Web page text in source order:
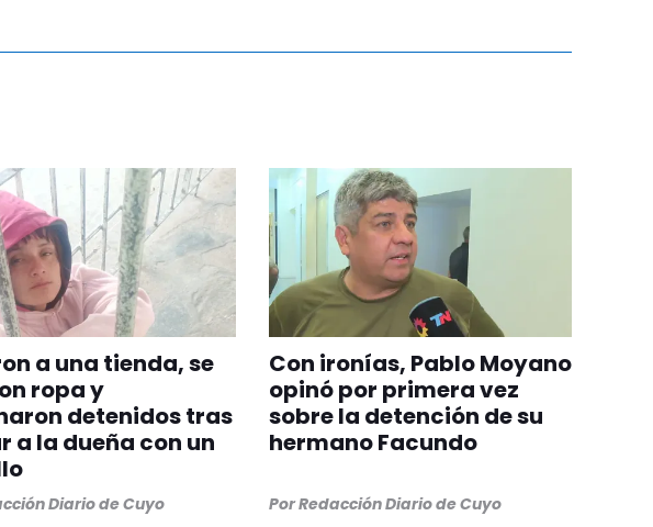
a una tienda, se
ropa y
detenidos tras
a la dueña con un
Diario de Cuyo
Con ironías, Pablo Moyano
opinó por primera vez
sobre la detención de su
hermano Facundo
PorRedacción Diario de Cuyo